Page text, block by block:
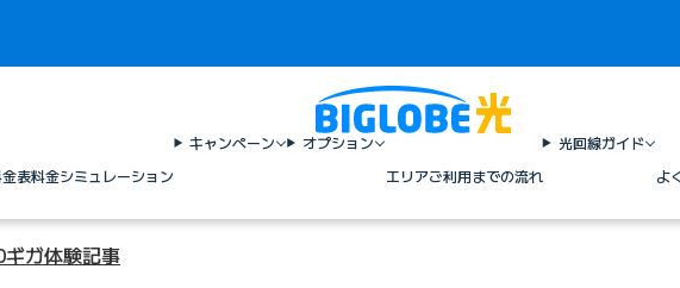
表料金シミュレーション
キャンペーン
オプション
エリアご利用までの流れ
光回線ガイド
よ
ガ体験記事